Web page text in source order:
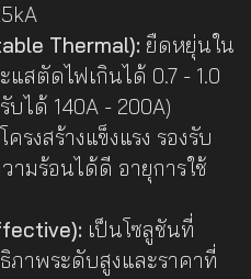
Thermal): ยืดหยุ่นใน
แสตัดไฟเกินได้ 0.7 - 1.0
บได้ 140A - 200A)
โครงสร้างแข็งแรง รองรับ
ามร้อนได้ดี อายุการใช้
เป็นโซลูชันที่
ภาพระดับสูงและราคาที่